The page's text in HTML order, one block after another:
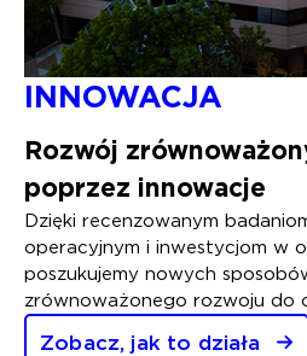
INNOWACJA
Rozwój
poprzez innowacje
Dzięki recenzowanym
operacyjnym i inwestycjom w
poszukujemy nowych
zrównoważonego rozwoju do
Zobacz, jak to działa